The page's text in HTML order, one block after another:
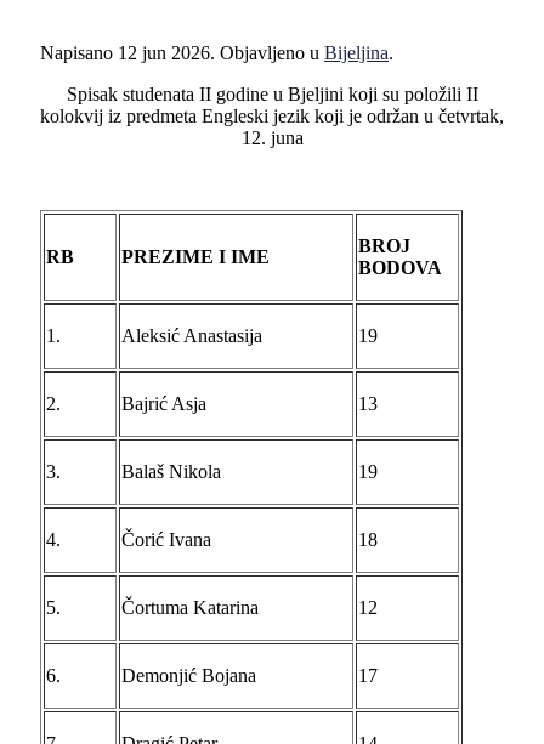
Napisano 12 jun 2026. Objavljeno u Bijeljina.
Spisak studenata II godine u Bjeljini koji su položili II
kolokvij iz predmeta Engleski jezik koji je održan u četvrtak,
12. juna
RB PREZIME I IME
BROJ
BODOVA
1. Aleksić Anastasija 19
2. Bajrić Asja 13
3. Balaš Nikola 19
4. Čorić Ivana 18
5. Čortuma Katarina 12
6. Demonjić Bojana 17